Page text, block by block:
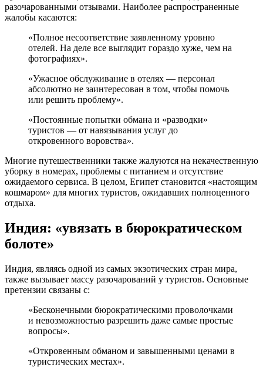
разочарованными отзывами. Наиболее распространенные
жалобы касаются:
«Полное несоответствие заявленному уровню
отелей. На деле все выглядит гораздо хуже, чем на
фотографиях».
«Ужасное обслуживание в отелях — персонал
абсолютно не заинтересован в том, чтобы помочь
или решить проблему».
«Постоянные попытки обмана и «разводки»
туристов — от навязывания услуг до
откровенного воровства».
Многие путешественники также жалуются на некачественную
уборку в номерах, проблемы с питанием и отсутствие
ожидаемого сервиса. В целом, Египет становится «настоящим
кошмаром» для многих туристов, ожидавших полноценного
отдыха.
Индия: «увязать в бюрократическом
болоте»
Индия, являясь одной из самых экзотических стран мира,
также вызывает массу разочарований у туристов. Основные
претензии связаны с:
«Бесконечными бюрократическими проволочками
и невозможностью разрешить даже самые простые
вопросы».
«Откровенным обманом и завышенными ценами в
туристических местах».